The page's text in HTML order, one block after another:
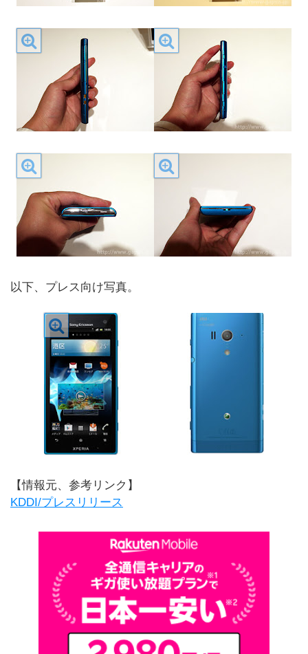
以下、プレス向け写真。
【情報元、参考リンク】
KDDI/プレスリリース